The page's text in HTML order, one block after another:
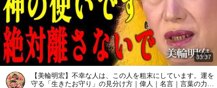
33:37
【美輪明宏】不幸な人は、この人を粗末にしています。運を
守る「生きたお守り」の見分け方｜偉人｜名言｜言葉の力｜